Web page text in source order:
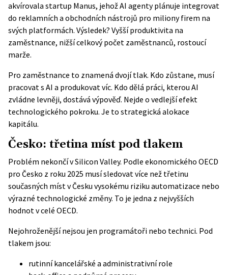
akvírovala startup Manus, jehož AI agenty plánuje integrovat
do reklamních a obchodních nástrojů pro miliony firem na
svých platformách. Výsledek? Vyšší produktivita na
zaměstnance, nižší celkový počet zaměstnanců, rostoucí
marže.
Pro zaměstnance to znamená dvojí tlak. Kdo zůstane, musí
pracovat s AI a produkovat víc. Kdo dělá práci, kterou AI
zvládne levněji, dostává výpověď. Nejde o vedlejší efekt
technologického pokroku. Je to strategická alokace
kapitálu.
Česko: třetina míst pod tlakem
Problém nekončí v Silicon Valley. Podle ekonomického OECD
pro Česko z roku 2025 musí sledovat více než třetinu
současných míst v Česku vysokému riziku automatizace nebo
výrazné technologické změny. To je jedna z nejvyšších
hodnot v celé OECD.
Nejohroženější nejsou jen programátoři nebo technici. Pod
tlakem jsou:
rutinní kancelářské a administrativní role